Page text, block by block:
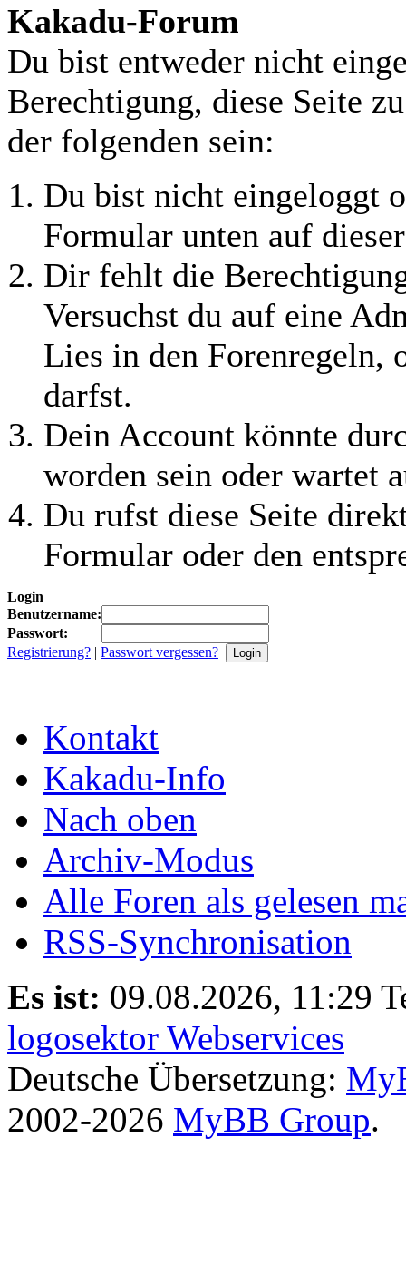
Kakadu-Forum
Du bist entweder nicht
Berechtigung, diese Seite
der folgenden sein:
Du bist nicht eingeloggt
Formular unten auf
Dir fehlt die
Versuchst du auf eine
Lies in den Forenregeln,
darfst.
Dein Account könnte
worden sein oder wartet
Du rufst diese Seite
Formular oder den
Login
Benutzername:
Passwort:
Registrierung? | Passwort vergessen?
Kontakt
Kakadu-Info
Nach oben
Archiv-Modus
Alle Foren als gelesen
RSS-Synchronisation
Es ist: 09.08.2026, 11:29
logosektor Webservices
Deutsche Übersetzung:
2002-2026 MyBB Group.